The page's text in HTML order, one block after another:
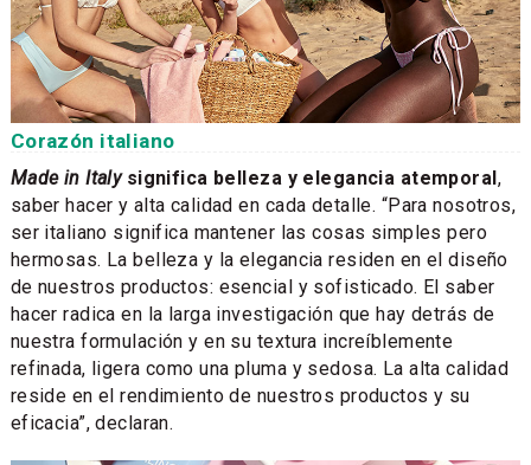
Corazón italiano
Made in Italysignifica belleza y elegancia atemporal,
saber hacer y alta calidad en cada detalle. “Para nosotros,
ser italiano significa mantener las cosas simples pero
hermosas. La belleza y la elegancia residen en el diseño
de nuestros productos: esencial y sofisticado. El saber
hacer radica en la larga investigación que hay detrás de
nuestra formulación y en su textura increíblemente
refinada, ligera como una pluma y sedosa. La alta calidad
reside en el rendimiento de nuestros productos y su
eficacia”, declaran.